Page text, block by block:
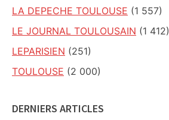
LA DEPECHE TOULOUSE (1 557)
LE JOURNAL TOULOUSAIN (1 412)
LEPARISIEN (251)
TOULOUSE (2 000)
DERNIERS ARTICLES